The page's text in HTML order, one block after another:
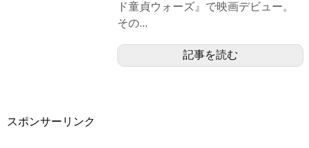
ド童貞ウォーズ』で映画デビュー。
その...
記事を読む
スポンサーリンク